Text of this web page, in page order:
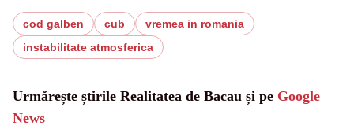
cod galben cub
vremea in romania
instabilitate atmosferica
Urmărește știrile Realitatea de Bacau și pe Google
News